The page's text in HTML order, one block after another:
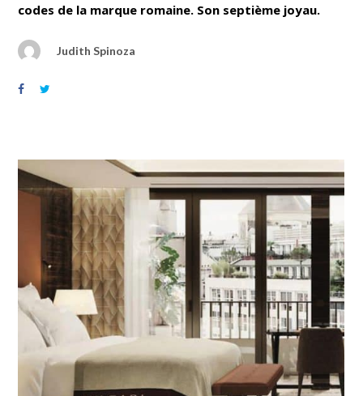
codes de la marque romaine. Son septième joyau.
Judith Spinoza